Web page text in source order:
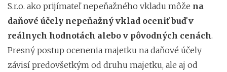
S.r.o. ako prijímateľ nepeňažného vkladu môže na
daňové účely nepeňažný vklad oceniť buď v
reálnych hodnotách alebo v pôvodných cenách.
Presný postup ocenenia majetku na daňové účely
závisí predovšetkým od druhu majetku, ale aj od